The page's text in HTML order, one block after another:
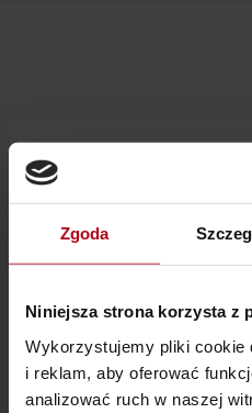
Zgoda
Niniejsza strona korzysta z
Wykorzystujemy pliki cookie
i reklam, aby oferować
analizować ruch w naszej
30.03.25
Nie można pokazać tej sekcji,